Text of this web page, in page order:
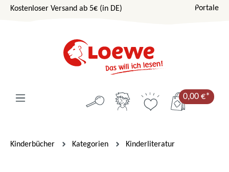
Zum Hauptinhalt springen
Kostenloser Versand ab 5€ (in DE) Portale
0,00 €*
Kinderbücher Kategorien Kinderliteratur